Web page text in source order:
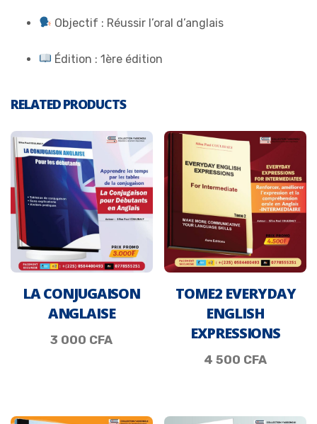
Objectif : Réussir l’oral d’anglais
Édition : 1ère édition
RELATED PRODUCTS
LA CONJUGAISON
ANGLAISE
3 000 CFA
TOME2 EVERYDAY
ENGLISH
EXPRESSIONS
4 500 CFA